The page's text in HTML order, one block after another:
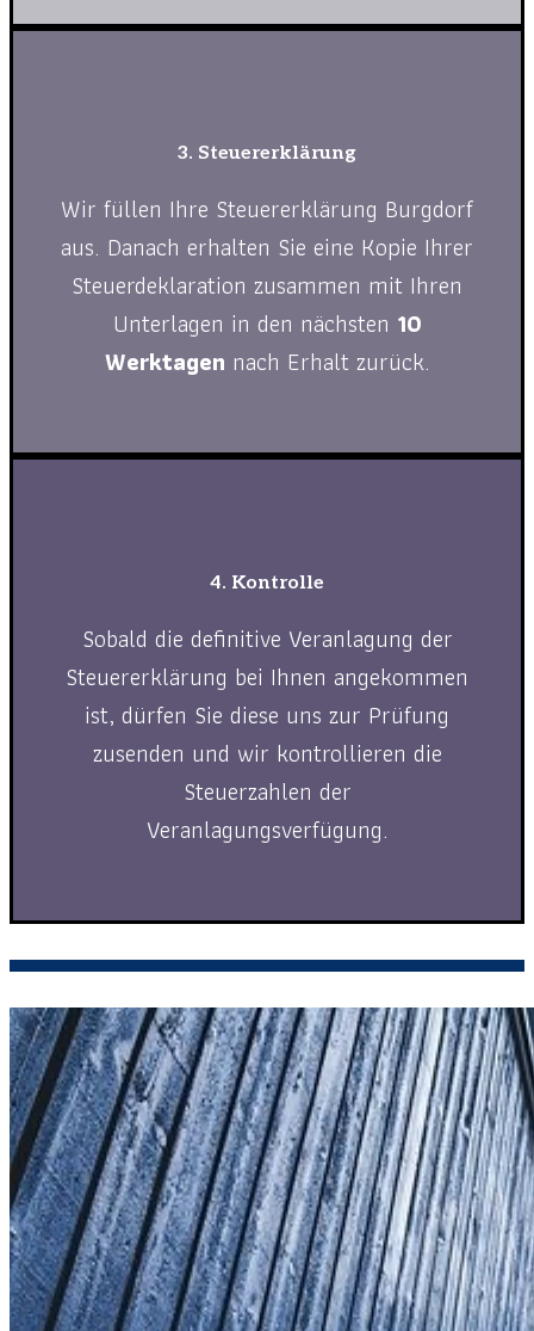
3. Steuererklärung
Wir füllen Ihre Steuererklärung Burgdorf
aus. Danach erhalten Sie eine Kopie Ihrer
Steuerdeklaration zusammen mit Ihren
Unterlagen in den nächsten 10
Werktagen nach Erhalt zurück.
4. Kontrolle
Sobald die definitive Veranlagung der
Steuererklärung bei Ihnen angekommen
ist, dürfen Sie diese uns zur Prüfung
zusenden und wir kontrollieren die
Steuerzahlen der
Veranlagungsverfügung.